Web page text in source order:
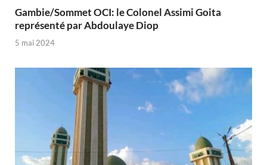
Gambie/Sommet OCI: le Colonel Assimi Goita
représenté par Abdoulaye Diop
5 mai 2024